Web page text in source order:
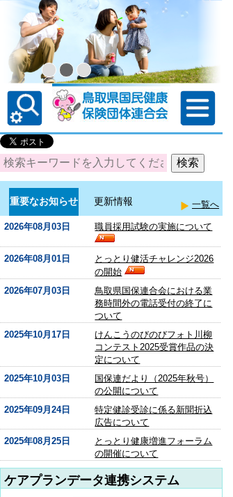
重要なお知らせ 更新情報 一覧へ
2026年08月03日 職員採用試験の実施について
2026年08月01日
とっとり健活チャレンジ2026
の開始
2026年07月03日
鳥取県国保連合会における業
務時間外の電話受付の終了に
ついて
2025年10月17日
けんこうのびのびフォト川柳
コンテスト2025受賞作品の決
定について
2025年10月03日
国保連だより（2025年秋号）
の公開について
2025年09月24日
特定健診受診に係る新聞折込
広告について
2025年08月25日
とっとり健康増進フォーラム
の開催について
ケアプランデータ連携システム